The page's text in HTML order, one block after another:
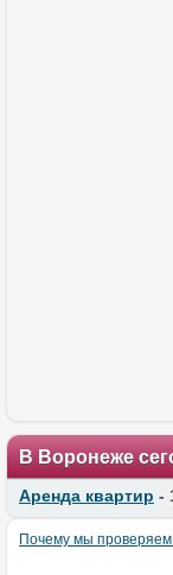
В Воронеже
Аренда квартир -
Почему мы